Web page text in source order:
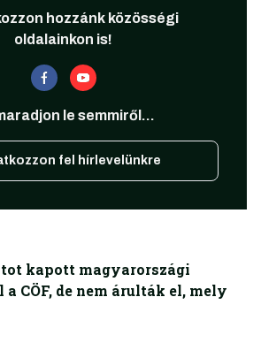
hozzánk közösségi
oldalainkon is!
le semmiről...
fel hírlevelünkre
kapott magyarországi
CÖF, de nem árulták el, mely